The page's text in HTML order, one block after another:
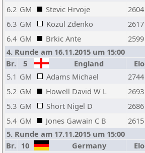
6.2 GM Stevic Hrvoje 2604
6.3 GM Kozul Zdenko 2617
6.4 GM Brkic Ante 2599
4. Runde am 16.11.2015 um 15:00
Br.
5 England Elo
5.1 GM Adams Michael 2744
5.2 GM Howell David W L 2693
5.3 GM Short Nigel D 2686
5.4 GM Jones Gawain C B 2615
5. Runde am 17.11.2015 um 15:00
Br. 10 Germany Elo